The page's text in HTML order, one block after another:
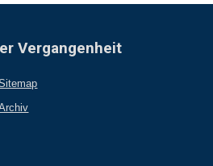
Vergangenheit